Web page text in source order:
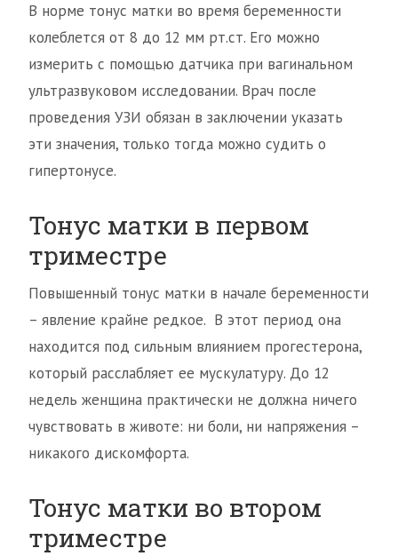
В норме тонус матки во время беременности
колеблется от 8 до 12 мм рт.ст. Его можно
измерить с помощью датчика при вагинальном
ультразвуковом исследовании. Врач после
проведения УЗИ обязан в заключении указать
эти значения, только тогда можно судить о
гипертонусе.
Тонус матки в первом
триместре
Повышенный тонус матки в начале беременности
– явление крайне редкое. В этот период она
находится под сильным влиянием прогестерона,
который расслабляет ее мускулатуру. До 12
недель женщина практически не должна ничего
чувствовать в животе: ни боли, ни напряжения –
никакого дискомфорта.
Тонус матки во втором
триместре